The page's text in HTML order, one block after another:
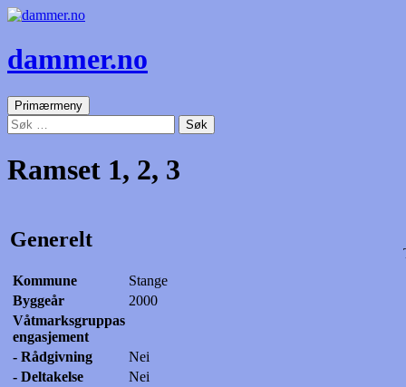
dammer.no
SøkPrimærmeny Gå
til
innhold
Søk
etter:
Ramset 1, 2, 3
Generelt
Kommune
Stange
Byggeår
2000
Våtmarksgruppas
engasjement
- Rådgivning
Nei
- Deltakelse
Nei